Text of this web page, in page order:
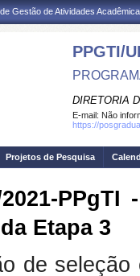
Gestão de Atividades
PPGTI/
DIRETORIA
E-mail: Não
https://
Projetos de Pesquisa
Etapa 3
de